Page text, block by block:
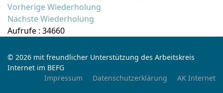
Vorherige Wiederholung
Nächste Wiederholung
Aufrufe : 34660
© 2026 mit freundlicher Unterstützung des Arbeitskreis
Internet im BEFG
Impressum
Datenschutzerklärung AK Internet